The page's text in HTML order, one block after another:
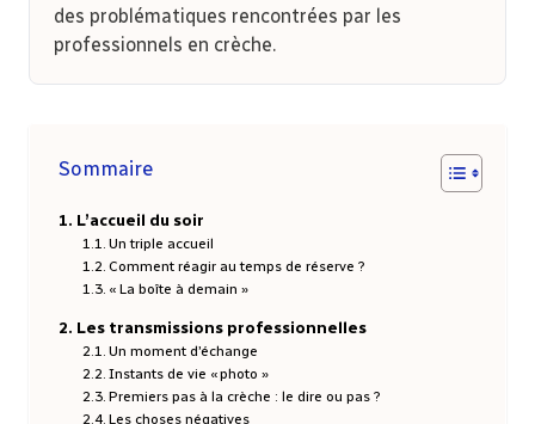
des problématiques rencontrées par les
professionnels en crèche.
Sommaire
L’accueil du soir
Un triple accueil
Comment réagir au temps de réserve ?
« La boîte à demain »
Les transmissions professionnelles
Un moment d’échange
Instants de vie « photo »
Premiers pas à la crèche : le dire ou pas ?
Les choses négatives